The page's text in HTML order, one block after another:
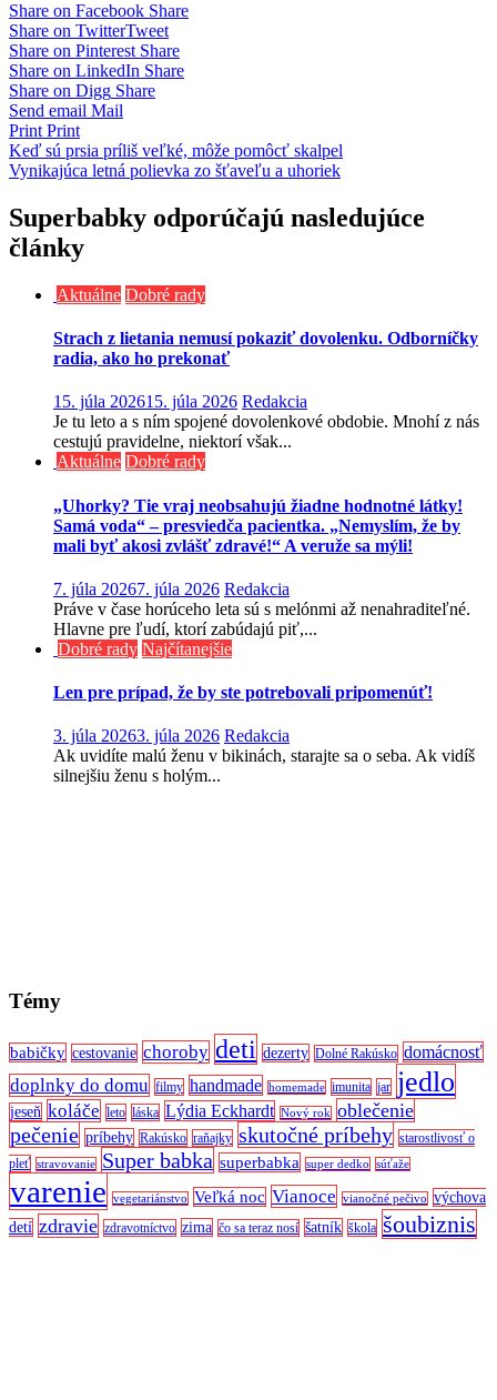
Share on Facebook Share
Share on TwitterTweet
Share on Pinterest Share
Share on LinkedIn Share
Share on Digg Share
Send email Mail
Print Print
Navigácia
v
článku
Keď sú prsia príliš veľké, môže pomôcť skalpel
Vynikajúca letná polievka zo šťaveľu a uhoriek
Superbabky odporúčajú nasledujúce
články
Aktuálne Dobré rady
Strach z lietania nemusí pokaziť dovolenku. Odborníčky
radia, ako ho prekonať
15. júla 202615. júla 2026 Redakcia
Je tu leto a s ním spojené dovolenkové obdobie. Mnohí z nás
cestujú pravidelne, niektorí však...
Aktuálne Dobré rady
„Uhorky? Tie vraj neobsahujú žiadne hodnotné látky!
Samá voda“ – presviedča pacientka. „Nemyslím, že by
mali byť akosi zvlášť zdravé!“ A veruže sa mýli!
7. júla 20267. júla 2026 Redakcia
Práve v čase horúceho leta sú s melónmi až nenahraditeľné.
Hlavne pre ľudí, ktorí zabúdajú piť,...
Dobré rady Najčítanejšie
Len pre prípad, že by ste potrebovali pripomenúť!
3. júla 20263. júla 2026 Redakcia
Ak uvidíte malú ženu v bikinách, starajte sa o seba. Ak vidíš
silnejšiu ženu s holým...
Témy
babičky cestovanie choroby deti dezerty Dolné Rakúsko domácnosť
doplnky do domu filmy handmade homemade imunita jar jedlo
jeseň koláče leto láska Lýdia Eckhardt Nový rok oblečenie
pečenie príbehy Rakúsko raňajky skutočné príbehy starostlivosť o
pleť stravovanie Super babka superbabka super dedko súťaže
varenie vegetariánstvo Veľká noc Vianoce vianočné pečivo
výchova
detí zdravie zdravotníctvo zima čo sa teraz nosí šatník škola šoubiznis